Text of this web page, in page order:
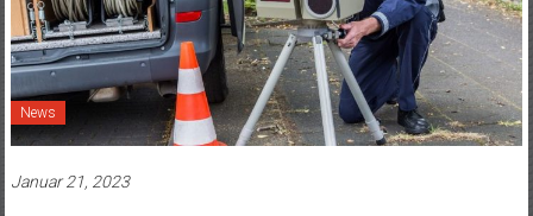
News
Januar 21, 2023